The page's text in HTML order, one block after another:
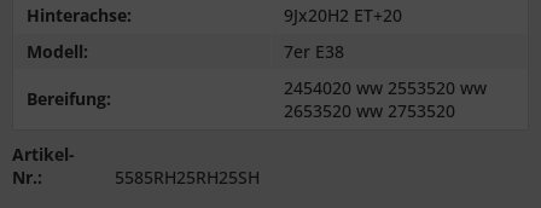
Hinterachse:
9Jx20H2 ET+20
Modell:
7er E38
Bereifung:
2454020 ww 2553520 ww
2653520 ww 2753520
Artikel-
Nr.:
5585RH25RH25SH